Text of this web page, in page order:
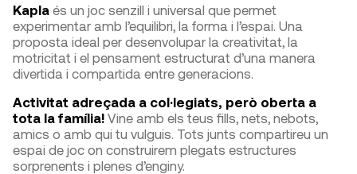
Kapla és un joc senzill i universal que permet
experimentar amb l’equilibri, la forma i l’espai. Una
proposta ideal per desenvolupar la creativitat, la
motricitat i el pensament estructurat d’una manera
divertida i compartida entre generacions.
Activitat adreçada a col·legiats, però oberta a
tota la família! Vine amb els teus fills, nets, nebots,
amics o amb qui tu vulguis. Tots junts compartireu un
espai de joc on construirem plegats estructures
sorprenents i plenes d’enginy.